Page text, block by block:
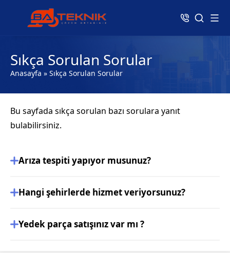
Sıkça Sorulan Sorular
Anasayfa » Sıkça Sorulan Sorular
Bu sayfada sıkça sorulan bazı sorulara yanıt
bulabilirsiniz.
Arıza tespiti yapıyor musunuz?
Hangi şehirlerde hizmet veriyorsunuz?
Yedek parça satışınız var mı ?